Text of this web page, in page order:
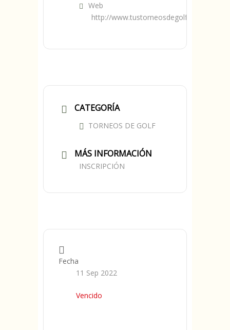
Web
http://www.tustorneosdegolf.com
CATEGORÍA
TORNEOS DE GOLF
MÁS INFORMACIÓN
INSCRIPCIÓN
Fecha
11 Sep 2022
Vencido